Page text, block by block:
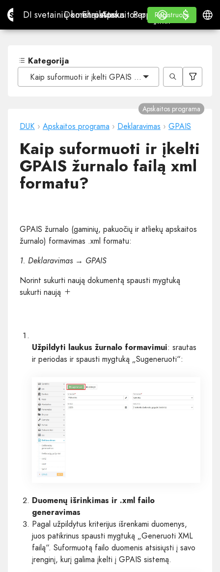
Site.proDI svetainių konstruktorius
DI svetainių konstruktorius
Domenai
DomenaiEl. paštas
El. paštasApskaitos programa
Apskaitos programa
Perpardavėjams
„WHITE LABEL“
Mokymasis
Mokymasis
Registruotis
Registruotis
Prisijungti
$
$
Kategorija
Kaip suformuoti ir įkelti GPAIS žurnalo failą xml formatu?
DUK › Apskaitos programa › Deklaravimas › GPAIS
Apskaitos programa
Kaip suformuoti ir įkelti
GPAIS žurnalo failą xml
formatu?
GPAIS žurnalo (gaminių, pakuočių ir atliekų apskaitos
žurnalo) formavimas .xml formatu:
1. Deklaravimas → GPAIS
Norint sukurti naują dokumentą spausti mygtuką
sukurti naują
Užpildyti laukus žurnalo formavimui: srautas
ir periodas ir spausti mygtuką „Sugeneruoti“:
Duomenų išrinkimas ir .xml failo
generavimas
Pagal užpildytus kriterijus išrenkami duomenys,
juos patikrinus spausti mygtuką „Generuoti XML
failą“. Suformuotą failo duomenis atsisiųsti į savo
įrenginį, kurį galima įkelti į GPAIS sistemą.